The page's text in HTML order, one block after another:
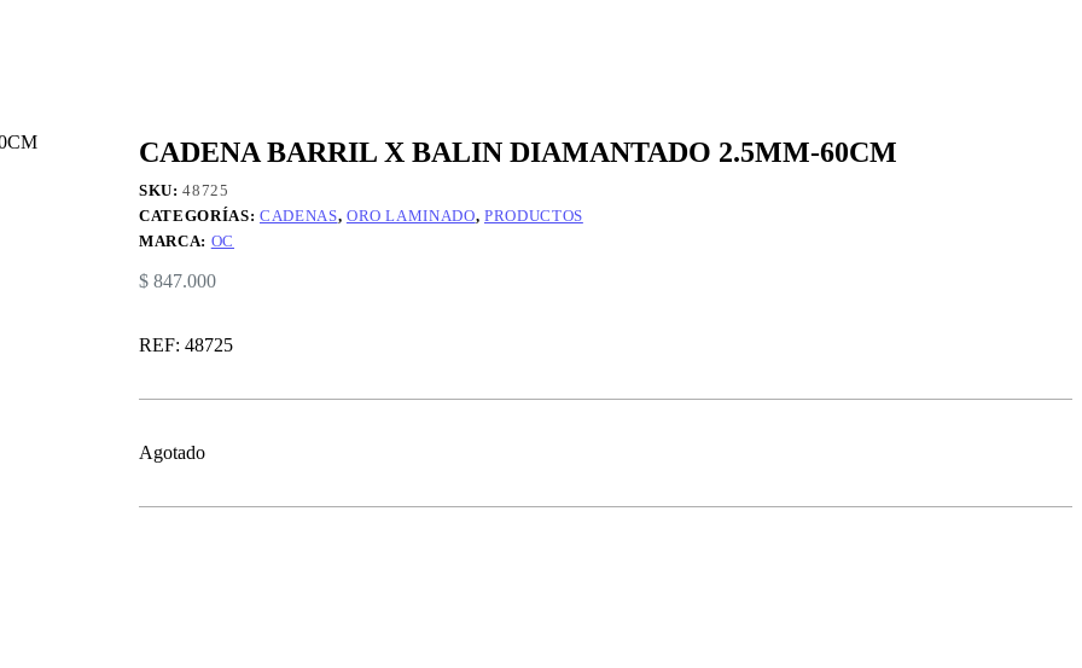
CADENA BARRIL X BALIN DIAMANTADO 2.5MM-60CM
SKU:48725
CATEGORÍAS: CADENAS, ORO LAMINADO, PRODUCTOS
MARCA: OC
$ 847.000
REF: 48725
Agotado